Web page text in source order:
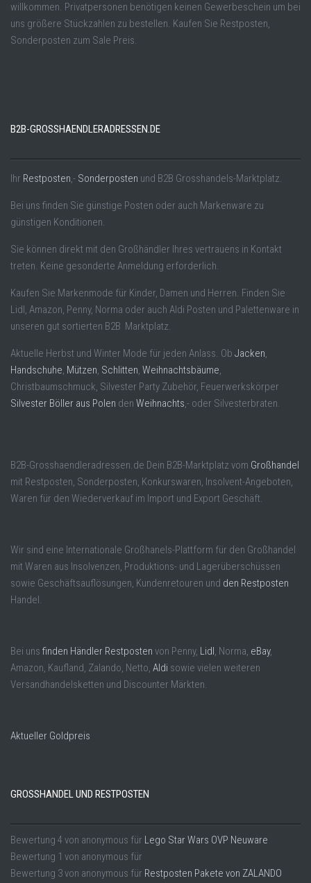
willkommen. Privatpersonen benötigen keinen Gewerbeschein um bei
uns größere Stückzahlen zu bestellen. Kaufen Sie Restposten,
Sonderposten zum Sale Preis.
B2B-GROSSHAENDLERADRESSEN.DE
Ihr Restposten,- Sonderposten und B2B Grosshandels-Marktplatz.
Bei uns finden Sie günstige Posten oder auch Markenware zu
günstigen Konditionen.
Sie können direkt mit den Großhändler Ihres vertrauens in Kontakt
treten. Keine gesonderte Anmeldung erforderlich.
Kaufen Sie Markenmode für Kinder, Damen und Herren. Finden Sie
Lidl, Amazon, Penny, Norma oder auch Aldi Posten und Palettenware in
unseren gut sortierten B2B Marktplatz.
Aktuelle Herbst und Winter Mode für jeden Anlass. Ob Jacken,
Handschuhe, Mützen, Schlitten, Weihnachtsbäume,
Christbaumschmuck, Silvester Party Zubehör, Feuerwerkskörper
Silvester Böller aus Polen den Weihnachts,- oder Silvesterbraten.
B2B-Grosshaendleradressen.de Dein B2B-Marktplatz vom Großhandel
mit Restposten, Sonderposten, Konkurswaren, Insolvent-Angeboten,
Waren für den Wiederverkauf im Import und Export Geschäft.
Wir sind eine Internationale Großhanels-Plattform für den Großhandel
mit Waren aus Insolvenzen, Produktions- und Lagerüberschüssen
sowie Geschäftsauflösungen, Kundenretouren und den Restposten
Handel.
Bei uns finden Händler Restposten von Penny, Lidl , Norma, eBay,
Amazon, Kaufland, Zalando, Netto, Aldi sowie vielen weiteren
Versandhandelsketten und Discounter Märkten.
Aktueller Goldpreis
GROSSHANDEL UND RESTPOSTEN
Bewertung 4 von anonymous für Lego Star Wars OVP Neuware
Bewertung 1 von anonymous für
Bewertung 3von anonymous für Restposten Pakete von ZALANDO